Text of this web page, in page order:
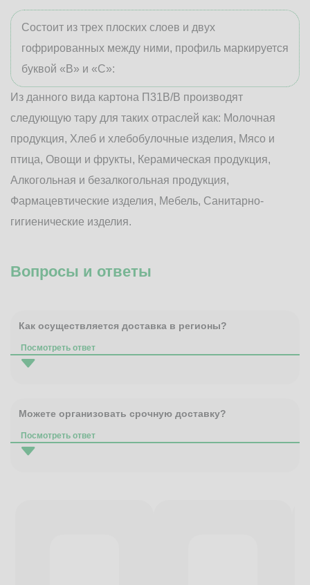
Состоит из трех плоских слоев и двух
гофрированных между ними, профиль маркируется
буквой «В» и «С»:
Из данного вида картона П31В/B производят
следующую тару для таких отраслей как: Молочная
продукция, Хлеб и хлебобулочные изделия, Мясо и
птица, Овощи и фрукты, Керамическая продукция,
Алкогольная и безалкогольная продукция,
Фармацевтические изделия, Мебель, Санитарно-
гигиенические изделия.
Вопросы и ответы
Как осуществляется доставка в регионы?
Посмотреть ответ
Можете организовать срочную доставку?
Посмотреть ответ